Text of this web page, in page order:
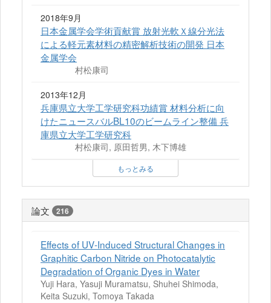
2018年9月
日本金属学会学術貢献賞 放射光軟Ｘ線分光法
による軽元素材料の精密解析技術の開発 日本
金属学会
村松康司
2013年12月
兵庫県立大学工学研究科功績賞 材料分析に向
けたニュースバルBL10のビームライン整備 兵
庫県立大学工学研究科
村松康司, 原田哲男, 木下博雄
もっとみる
論文 216
Effects of UV‐Induced Structural Changes in
Graphitic Carbon Nitride on Photocatalytic
Degradation of Organic Dyes in Water
Yuji Hara, Yasuji Muramatsu, Shuhei Shimoda,
Keita Suzuki, Tomoya Takada